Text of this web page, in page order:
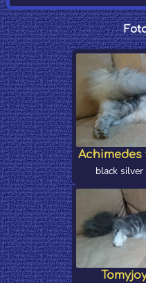
Achimedes
black